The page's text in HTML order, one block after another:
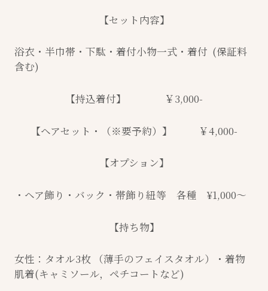
【セット内容】
浴衣・半巾帯・下駄・着付小物一式・着付 (保証料
含む)
【持込着付】 ￥3,000-
【ヘアセット・（※要予約）】 ￥4,000-
【オプション】
・ヘア飾り・バック・帯飾り紐等 各種 ¥1,000〜
【持ち物】
女性：タオル3枚 （薄手のフェイスタオル）・着物
肌着(キャミソール，ペチコートなど)